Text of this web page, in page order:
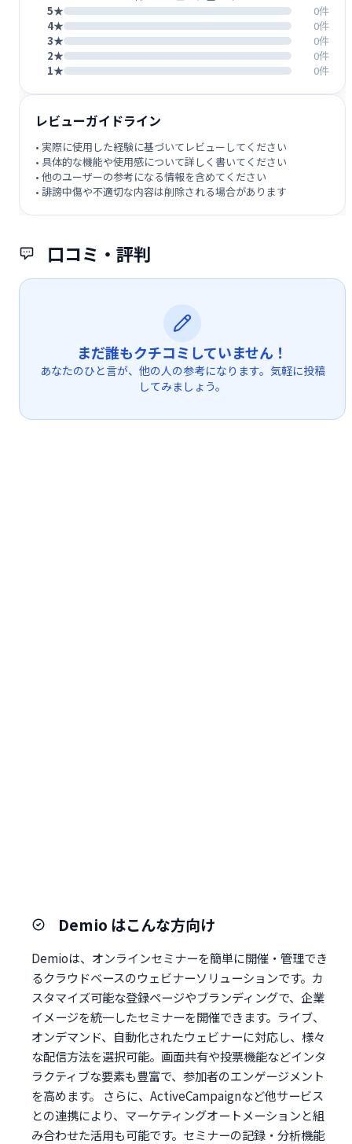
口コミ・評判
まだ誰もクチコミしていません！
あなたのひと言が、他の人の参考になります。気軽に投稿
してみましょう。
5★
0件
4★
0件
3★
0件
2★
0件
1★
0件
レビューガイドライン
• 実際に使用した経験に基づいてレビューしてください
• 具体的な機能や使用感について詳しく書いてください
• 他のユーザーの参考になる情報を含めてください
• 誹謗中傷や不適切な内容は削除される場合があります
Demio はこんな方向け
Demioは、オンラインセミナーを簡単に開催・管理でき
るクラウドベースのウェビナーソリューションです。カ
スタマイズ可能な登録ページやブランディングで、企業
イメージを統一したセミナーを開催できます。ライブ、
オンデマンド、自動化されたウェビナーに対応し、様々
な配信方法を選択可能。画面共有や投票機能などインタ
ラクティブな要素も豊富で、参加者のエンゲージメント
を高めます。 さらに、ActiveCampaignなど他サービス
との連携により、マーケティングオートメーションと組
み合わせた活用も可能です。セミナーの記録・分析機能